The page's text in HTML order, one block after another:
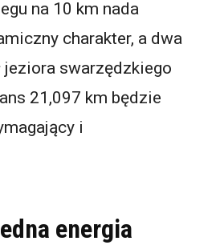
na 10 km nada
charakter, a dwa
jeziora swarzędzkiego
21,097 km będzie
i
energia